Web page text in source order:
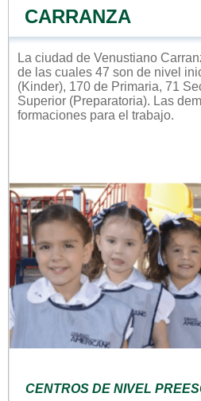
CARRANZA
La ciudad de Venustiano
de las cuales 47 son de nivel
(Kinder), 170 de Primaria, 71
Superior (Preparatoria). Las
formaciones para el trabajo.
CENTROS DE NIVEL